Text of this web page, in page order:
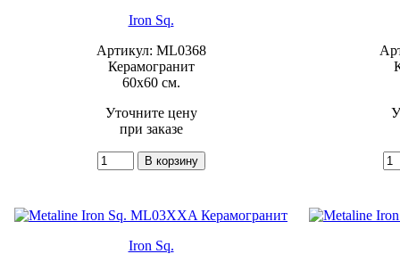
Iron Sq.
Артикул: ML0368
Керамогранит
60x60 см.
Уточните цену
при заказе
Iron Sq.